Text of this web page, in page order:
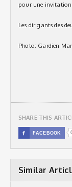
pour une invitation
Les dirigants des
Photo: Gardien
SHARE THIS
 FACEBOOK
Similar